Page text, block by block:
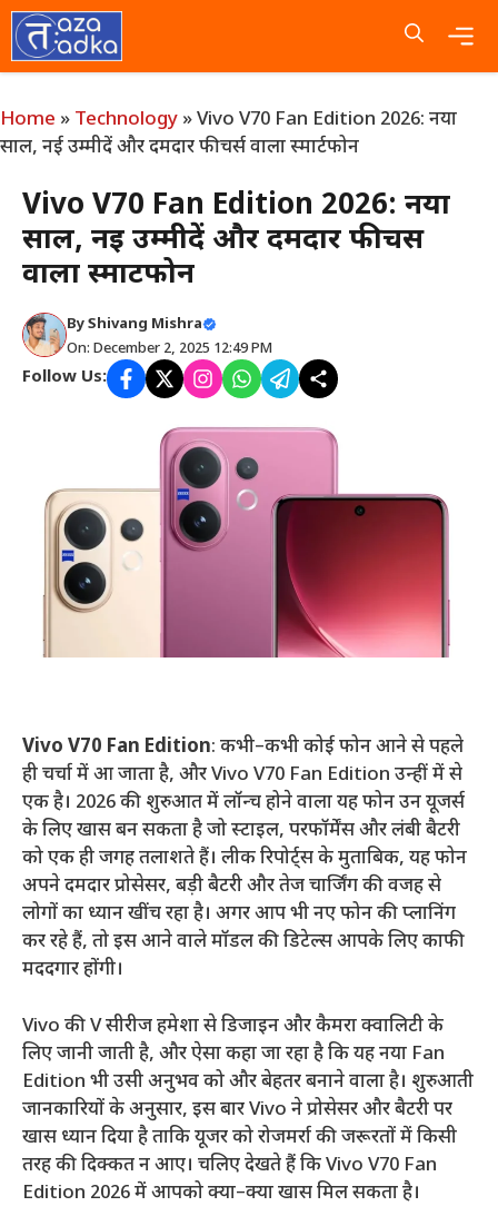
Skip
to
content
Home » Technology »Vivo V70 Fan Edition 2026: नया
साल, नई उम्मीदें और दमदार फीचर्स वाला स्मार्टफोन
Vivo V70 Fan Edition 2026: नया
साल, नई उम्मीदें और दमदार फीचर्स
वाला स्मार्टफोन
ByShivang Mishra
On: December 2, 2025 12:49 PM
Follow Us:
Vivo V70 Fan Edition: कभी–कभी कोई फोन आने से पहले
ही चर्चा में आ जाता है, और Vivo V70 Fan Edition उन्हीं में से
एक है। 2026 की शुरुआत में लॉन्च होने वाला यह फोन उन यूजर्स
के लिए खास बन सकता है जो स्टाइल, परफॉर्मेंस और लंबी बैटरी
को एक ही जगह तलाशते हैं। लीक रिपोर्ट्स के मुताबिक, यह फोन
अपने दमदार प्रोसेसर, बड़ी बैटरी और तेज चार्जिंग की वजह से
लोगों का ध्यान खींच रहा है। अगर आप भी नए फोन की प्लानिंग
कर रहे हैं, तो इस आने वाले मॉडल की डिटेल्स आपके लिए काफी
मददगार होंगी।
Vivo की V सीरीज हमेशा से डिजाइन और कैमरा क्वालिटी के
लिए जानी जाती है, और ऐसा कहा जा रहा है कि यह नया Fan
Edition भी उसी अनुभव को और बेहतर बनाने वाला है। शुरुआती
जानकारियों के अनुसार, इस बार Vivo ने प्रोसेसर और बैटरी पर
खास ध्यान दिया है ताकि यूजर को रोजमर्रा की जरूरतों में किसी
तरह की दिक्कत न आए। चलिए देखते हैं कि Vivo V70 Fan
Edition 2026 में आपको क्या–क्या खास मिल सकता है।